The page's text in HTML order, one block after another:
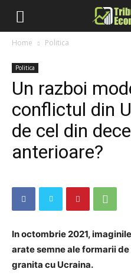
Home Politica
Politica
Un razboi
conflictul din
de cel din
anterioare?
In octombrie 2021,
arate semne ale formarii
granita cu Ucraina.